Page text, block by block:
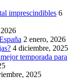
imprescindibles 6
2 enero, 2026
4 diciembre, 2025
temporada para
2025